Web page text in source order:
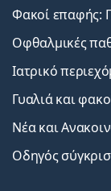
Φακοί επαφής:
Οφθαλμικές
Ιατρικό
Γυαλιά και
Νέα και
Οδηγός